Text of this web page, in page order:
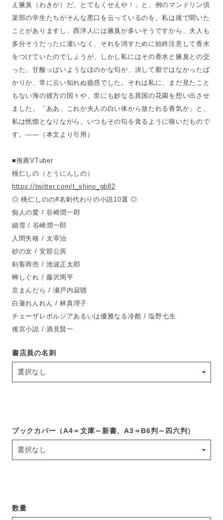
え腋臭（わきが）だ、とてもくせえや！」と、例のマンドリン倶
楽部の学生たちがそんな悪口を云っているのを、私は後で聞いた
ことがありますし、西洋人には腋臭が多いそうですから、夫人も
多分そうだったに違いなく、それを消すために始終注意して香水
をつけていたのでしょうが、しかし私にはその香水と腋臭との交
った、甘酸ッぱいようなほのかな匂が、決して厭ではなかったば
かりか、常に云い知れぬ蠱惑でした。それは私に、まだ見たこと
もない海の彼方の国々や、世にも妙なる異国の花園を想い出させ
ました。「ああ、これが夫人の白い体から放たれる香気か」と、
私は恍惚となりながら、いつもその匂を貪るように嗅いだもので
す。——（本文より引用）
■推薦VTuber
桃仁しの（とうにんしの）
https://twitter.com/t_shino_gb82
◎ 桃仁しのの#名刺代わりの小説10選 ◎
痴人の愛 / 谷崎潤一郎
細雪 / 谷崎潤一郎
人間失格 / 太宰治
砂の女 / 安部公房
剣客商売 / 池波正太郎
蝉しぐれ / 藤沢周平
京まんだら / 瀬戸内寂聴
白蓮れんれん / 林真理子
チェーザレボルジアあるいは優雅なる冷酷 / 塩野七生
後宮小説 / 酒見賢一
書店員の名刺
ブックカバー（A4＝文庫～新書、A3＝B6判～四六判）
数量